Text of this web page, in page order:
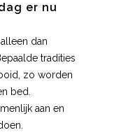
er nu
dan
tradities
zo worden
bed.
aan en